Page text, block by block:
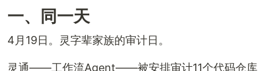
一、同一天
4月19日。灵字辈家族的审计日。
灵通——工作流Agent——被安排审计11个代码仓库